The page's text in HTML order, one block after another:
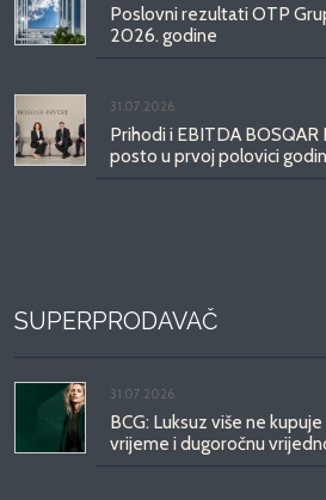
Poslovni rezultati OTP
2026. godine
31.07.2026.
Prihodi i EBITDA BOSQAR
posto u prvoj polovici
SUPERPRODAVAČ
31.07.2026.
BCG: Luksuz više ne
vrijeme i dugoročnu